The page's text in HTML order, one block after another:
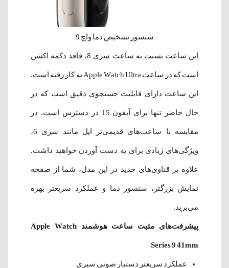
سنسور تشخیص دما واچ 9
این ساعت نسبت به ساعت سری 8، فاقد دکمه اکشن
است که در ساعت Apple Watch Ultra به کار رفته است.
این ساعت دارای قابلیت جستجوی دقیق است که در
حال حاضر تنها برای آیفون 15 در دسترس است. در
مقایسه با ساعت‌های قدیمی‌تر اپل مانند سری 6،
ویژگی‌های زیادی برای به دست آوردن خواهید داشت.
علاوه بر قناوی‌های جدید در این مدل، شما از صفحه
نمایش بزرگتر، سنسور دما و عملکرد سریعتر بهره
می‌برید.
پیشرفت‌های مثبت ساعت هوشمند Apple Watch
Series 9 41mm
عملکرد سریعتر دستیار صوتی سیری